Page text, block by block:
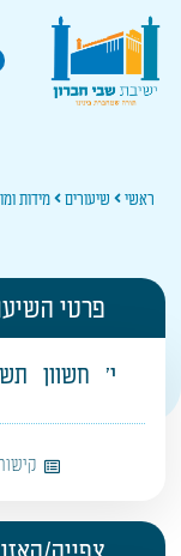
ראשי שיעורים מידות
פרטי
י' חשוון